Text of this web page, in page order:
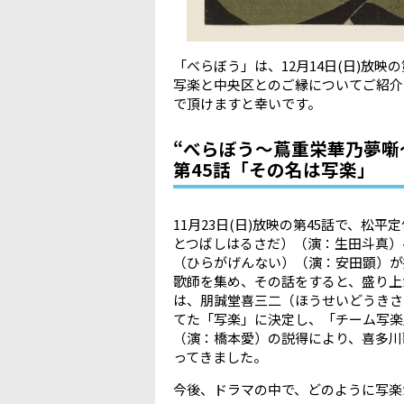
「べらぼう」は、 12月14日(日)放映
写楽と中央区とのご縁についてご紹
で頂けますと幸いです。
“べらぼう〜蔦重栄華乃夢
第45話「その名は写楽」
11月23日(日)放映の第45話で、松平
とつばしはるさだ）（演：生田斗真
（ひらがげんない）（演：安田顕）
歌師を集め、その話をすると、盛り
は、朋誠堂喜三二（ほうせいどうき
てた「写楽」に決定し、「チーム写
（演：橋本愛）の説得により、喜多
ってきました。
今後、ドラマの中で、どのように写